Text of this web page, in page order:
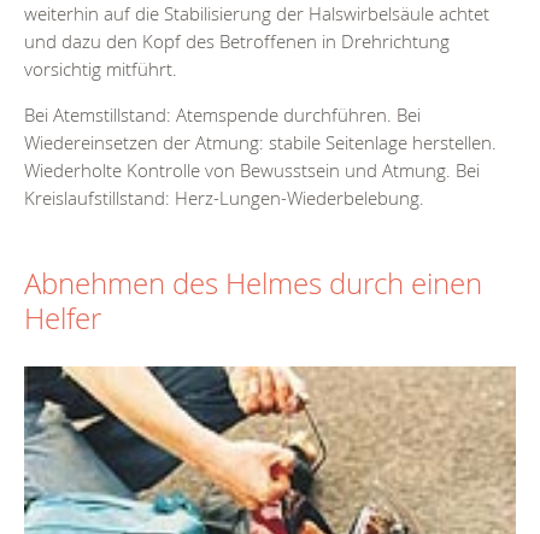
weiterhin auf die Stabilisierung der Halswirbelsäule achtet
und dazu den Kopf des Betroffenen in Drehrichtung
vorsichtig mitführt.
Bei Atemstillstand: Atemspende durchführen. Bei
Wiedereinsetzen der Atmung: stabile Seitenlage herstellen.
Wiederholte Kontrolle von Bewusstsein und Atmung. Bei
Kreislaufstillstand: Herz-Lungen-Wiederbelebung.
Abnehmen des Helmes durch einen
Helfer